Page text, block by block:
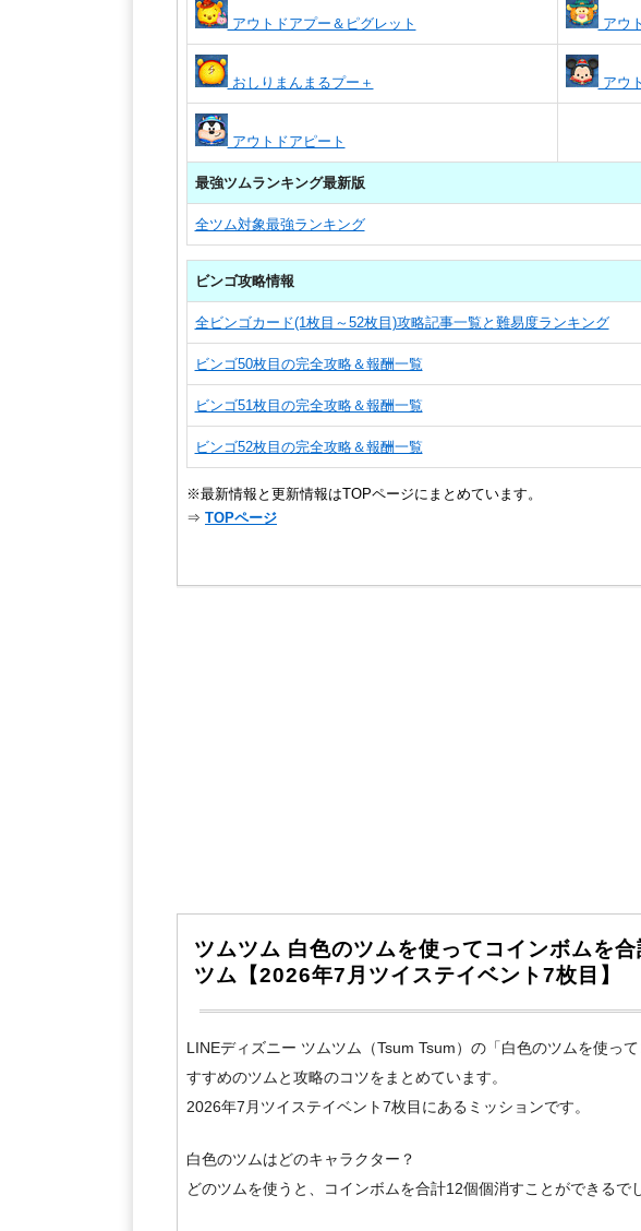
アウトドアプー＆ピグレット アウ
おしりまんまるプー＋ アウ
アウトドアピート
最強ツムランキング最新版
全ツム対象最強ランキング
ビンゴ攻略情報
全ビンゴカード(1枚目～52枚目)攻略記事一覧と難易度ランキング
ビンゴ50枚目の完全攻略＆報酬一覧
ビンゴ51枚目の完全攻略＆報酬一覧
ビンゴ52枚目の完全攻略＆報酬一覧
※最新情報と更新情報はTOPページにまとめています。
⇒ TOPページ
ツムツム 白色のツムを使ってコインボムを
ツム【2026年7月ツイステイベント7枚目】
LINEディズニー ツムツム（Tsum Tsum）の「白色のツムを使っ
すすめのツムと攻略のコツをまとめています。
2026年7月ツイステイベント7枚目にあるミッションです。
白色のツムはどのキャラクター？
どのツムを使うと、コインボムを合計12個個消すことができるで